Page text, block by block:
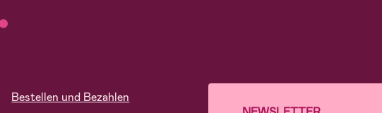
Bestellen und Bezahlen